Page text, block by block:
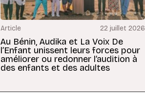
Article 22 juillet 2026
Au Bénin, Audika et La Voix De
l’Enfant unissent leurs forces pour
améliorer ou redonner l’audition à
des enfants et des adultes